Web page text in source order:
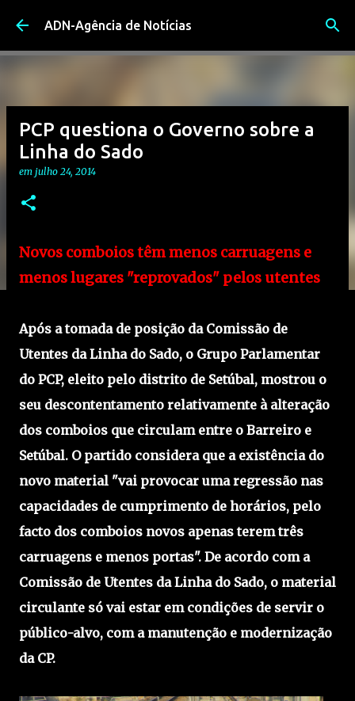
Avançar para o conteúdo principal
ADN-Agência de Notícias
PCP questiona o Governo sobre a
Linha do Sado
em julho 24, 2014
Novos comboios têm menos carruagens e
menos lugares "reprovados" pelos utentes
Após a tomada de posição da Comissão de
Utentes da Linha do Sado, o Grupo Parlamentar
do PCP, eleito pelo distrito de Setúbal, mostrou o
seu descontentamento relativamente à alteração
dos comboios que circulam entre o Barreiro e
Setúbal. O partido considera que a existência do
novo material "vai provocar uma regressão nas
capacidades de cumprimento de horários, pelo
facto dos comboios novos apenas terem três
carruagens e menos portas". De acordo com a
Comissão de Utentes da Linha do Sado, o material
circulante só vai estar em condições de servir o
público-alvo, com a manutenção e modernização
da CP.